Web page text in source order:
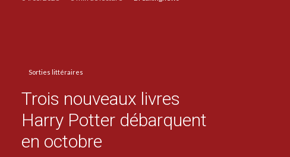
Sorties littéraires
Trois nouveaux livres
Harry Potter débarquent
en octobre